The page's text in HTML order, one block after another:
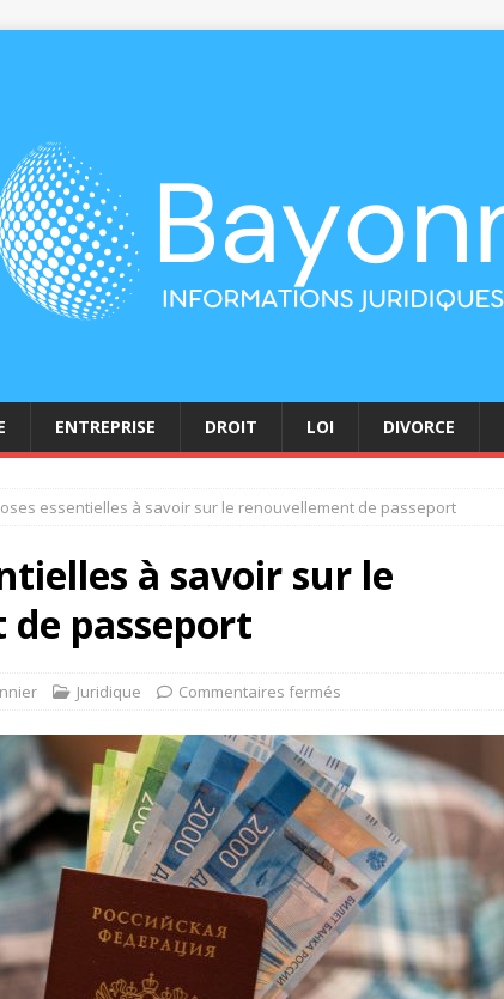
ENTREPRISE DROIT LOI DIVORCE
essentielles à savoir sur le renouvellement de passeport
à savoir sur le
passeport
Juridique Commentaires fermés